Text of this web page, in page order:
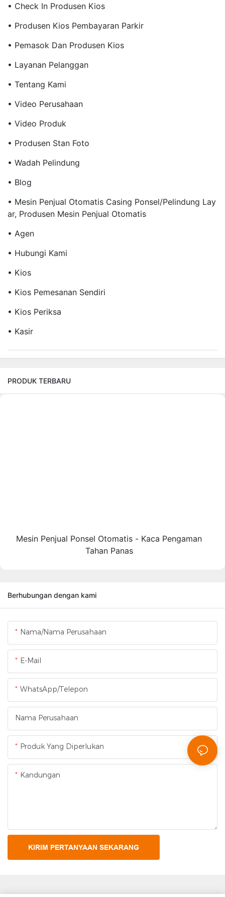
• Check In Produsen Kios
• Produsen Kios Pembayaran Parkir
• Pemasok Dan Produsen Kios
• Layanan Pelanggan
• Tentang Kami
• Video Perusahaan
• Video Produk
• Produsen Stan Foto
• Wadah Pelindung
• Blog
• Mesin Penjual Otomatis Casing Ponsel/Pelindung Lay
Ar, Produsen Mesin Penjual Otomatis
• Agen
• Hubungi Kami
• Kios
• Kios Pemesanan Sendiri
• Kios Periksa
• Kasir
PRODUK TERBARU
Mesin Penjual Ponsel Otomatis - Kaca Pengaman
Tahan Panas
Berhubungan dengan kami
Nama/Nama Perusahaan
E-Mail
WhatsApp/Telepon
Nama Perusahaan
Produk Yang Diperlukan
Kandungan
KIRIM PERTANYAAN SEKARANG